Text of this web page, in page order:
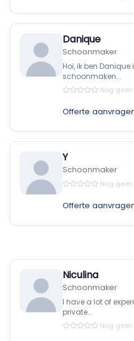
Danique
Schoonmaker
Hoi, ik ben
schoonmaken...
Nog
Offerte
Y
Schoonmaker
Nog
Offerte
Niculina
Schoonmaker
I have a lot of
private...
Nog